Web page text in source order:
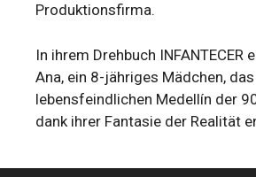
Produktionsfirma.
In ihrem Drehbuch INFANTECER
Ana, ein 8-jähriges Mädchen,
lebensfeindlichen Medellín der
dank ihrer Fantasie der Realität